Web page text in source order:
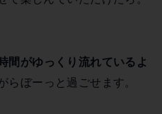
間がゆっくり流れているよ
らぼーっと過ごせます。